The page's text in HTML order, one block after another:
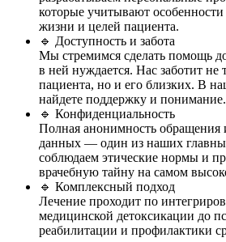
которые учитывают особенности
жизни и целей пациента.
🔹 Доступность и забота
Мы стремимся сделать помощь
в ней нуждается. Нас заботит не
пациента, но и его близких. В
найдете поддержку и понимание.
🔹 Конфиденциальность
Полная анонимность обращения
данных — один из наших
соблюдаем этические нормы и
врачебную тайну на самом
🔹 Комплексный подход
Лечение проходит по
медицинской детоксикации до
реабилитации и профилактики